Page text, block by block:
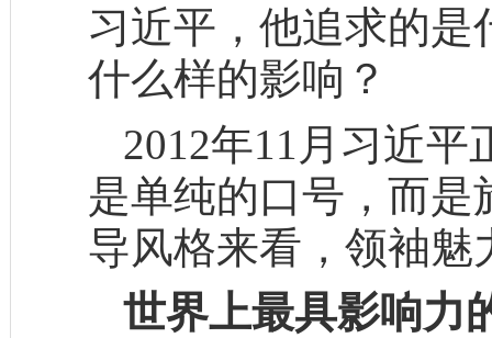
习近平，他追求的
什么样的影响？
2012年11月习近平
是单纯的口号，而
导风格来看，领袖魅
世界上最具影响